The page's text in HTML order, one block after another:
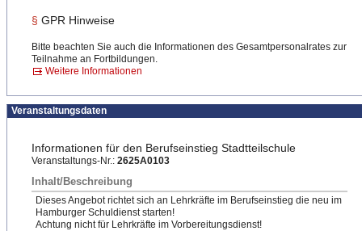
§ GPR Hinweise
Bitte beachten Sie auch die Informationen des Gesamtpersonalrates zur
Teilnahme an Fortbildungen.
Weitere Informationen
Veranstaltungsdaten
Informationen für den Berufseinstieg Stadtteilschule
Veranstaltungs-Nr.: 2625A0103
Inhalt/Beschreibung
Dieses Angebot richtet sich an Lehrkräfte im Berufseinstieg die neu im
Hamburger Schuldienst starten!
Achtung nicht für Lehrkräfte im Vorbereitungsdienst!